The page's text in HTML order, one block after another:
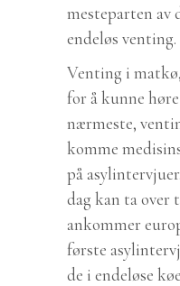
mesteparten av
endeløs venting.
Venting i
for å kunne
nærmeste,
komme
på
dag kan ta over
ankommer
første
de i endeløse